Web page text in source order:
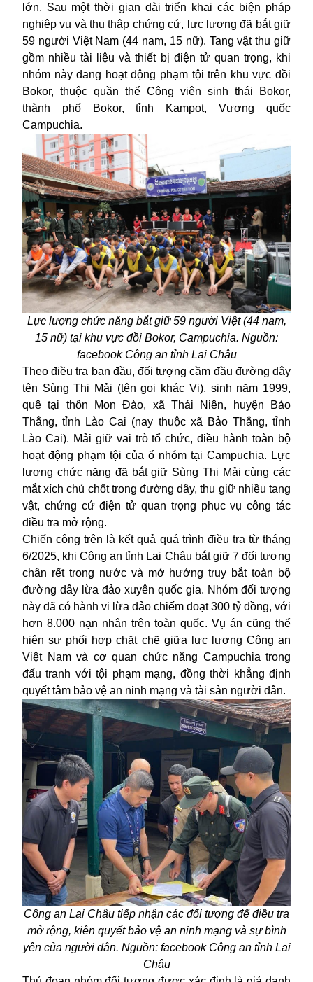
lớn. Sau một thời gian dài triển khai các biện pháp
nghiệp vụ và thu thập chứng cứ, lực lượng đã bắt giữ
59 người Việt Nam (44 nam, 15 nữ). Tang vật thu giữ
gồm nhiều tài liệu và thiết bị điện tử quan trọng, khi
nhóm này đang hoạt động phạm tội trên khu vực đồi
Bokor, thuộc quần thể Công viên sinh thái Bokor,
thành phố Bokor, tỉnh Kampot, Vương quốc
Campuchia.
Lực lượng chức năng bắt giữ 59 người Việt (44 nam,
15 nữ) tại khu vực đồi Bokor, Campuchia. Nguồn:
facebook Công an tỉnh Lai Châu
Theo điều tra ban đầu, đối tượng cầm đầu đường dây
tên Sùng Thị Mải (tên gọi khác Vi), sinh năm 1999,
quê tại thôn Mon Đào, xã Thái Niên, huyện Bảo
Thắng, tỉnh Lào Cai (nay thuộc xã Bảo Thắng, tỉnh
Lào Cai). Mải giữ vai trò tổ chức, điều hành toàn bộ
hoạt động phạm tội của ổ nhóm tại Campuchia. Lực
lượng chức năng đã bắt giữ Sùng Thị Mải cùng các
mắt xích chủ chốt trong đường dây, thu giữ nhiều tang
vật, chứng cứ điện tử quan trọng phục vụ công tác
điều tra mở rộng.
Chiến công trên là kết quả quá trình điều tra từ tháng
6/2025, khi Công an tỉnh Lai Châu bắt giữ 7 đối tượng
chân rết trong nước và mở hướng truy bắt toàn bộ
đường dây lừa đảo xuyên quốc gia. Nhóm đối tượng
này đã có hành vi lừa đảo chiếm đoạt 300 tỷ đồng, với
hơn 8.000 nạn nhân trên toàn quốc. Vụ án cũng thể
hiện sự phối hợp chặt chẽ giữa lực lượng Công an
Việt Nam và cơ quan chức năng Campuchia trong
đấu tranh với tội phạm mạng, đồng thời khẳng định
quyết tâm bảo vệ an ninh mạng và tài sản người dân.
Công an Lai Châu tiếp nhận các đối tượng để điều tra
mở rộng, kiên quyết bảo vệ an ninh mạng và sự bình
yên của người dân. Nguồn: facebook Công an tỉnh Lai
Châu